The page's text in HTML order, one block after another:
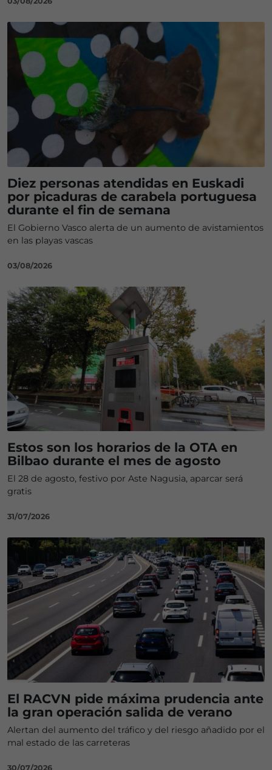
Diez personas atendidas en Euskadi
por picaduras de carabela portuguesa
durante el fin de semana
El Gobierno Vasco alerta de un aumento de avistamientos
en las playas vascas
03/08/2026
Estos son los horarios de la OTA en
Bilbao durante el mes de agosto
El 28 de agosto, festivo por Aste Nagusia, aparcar será
gratis
31/07/2026
El RACVN pide máxima prudencia ante
la gran operación salida de verano
Alertan del aumento del tráfico y del riesgo añadido por el
mal estado de las carreteras
30/07/2026